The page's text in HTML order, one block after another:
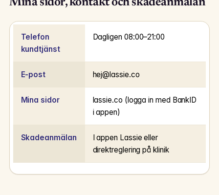
Mina sidor, kontakt och skadeanmälan
Telefon
kundtjänst
Dagligen 08:00–21:00
E-post hej@lassie.co
Mina sidor
lassie.co (logga in med BankID
i appen)
Skadeanmälan
I appen Lassie eller
direktreglering på klinik